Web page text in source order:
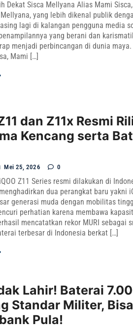
Dekat Sisca Mellyana Alias Mami
yang lebih dikenal publik
lagi di kalangan pengguna media
yang berani dan
menjadi perbincangan di dunia
Mami […]
dan Z11x Resmi
Kencang serta
Mei 25, 2026 0
Z11 Series resmi dilakukan di
dua perangkat baru yakni
generasi muda dengan mobilitas
perhatian karena membawa
mencatatkan rekor MURI sebagai
terbesar di Indonesia berkat […]
Lahir! Baterai
Standar Militer,
Pula!